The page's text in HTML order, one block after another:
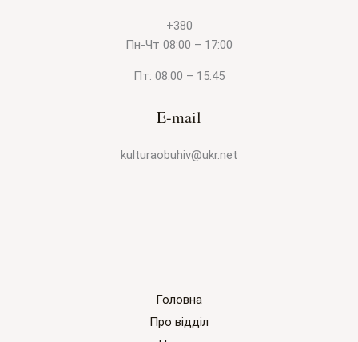
+380
Пн-Чт 08:00 – 17:00
Пт: 08:00 – 15:45
E-mail
kulturaobuhiv@ukr.net
Головна
Про відділ